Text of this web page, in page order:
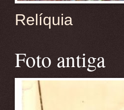
Relíquia
Foto antiga